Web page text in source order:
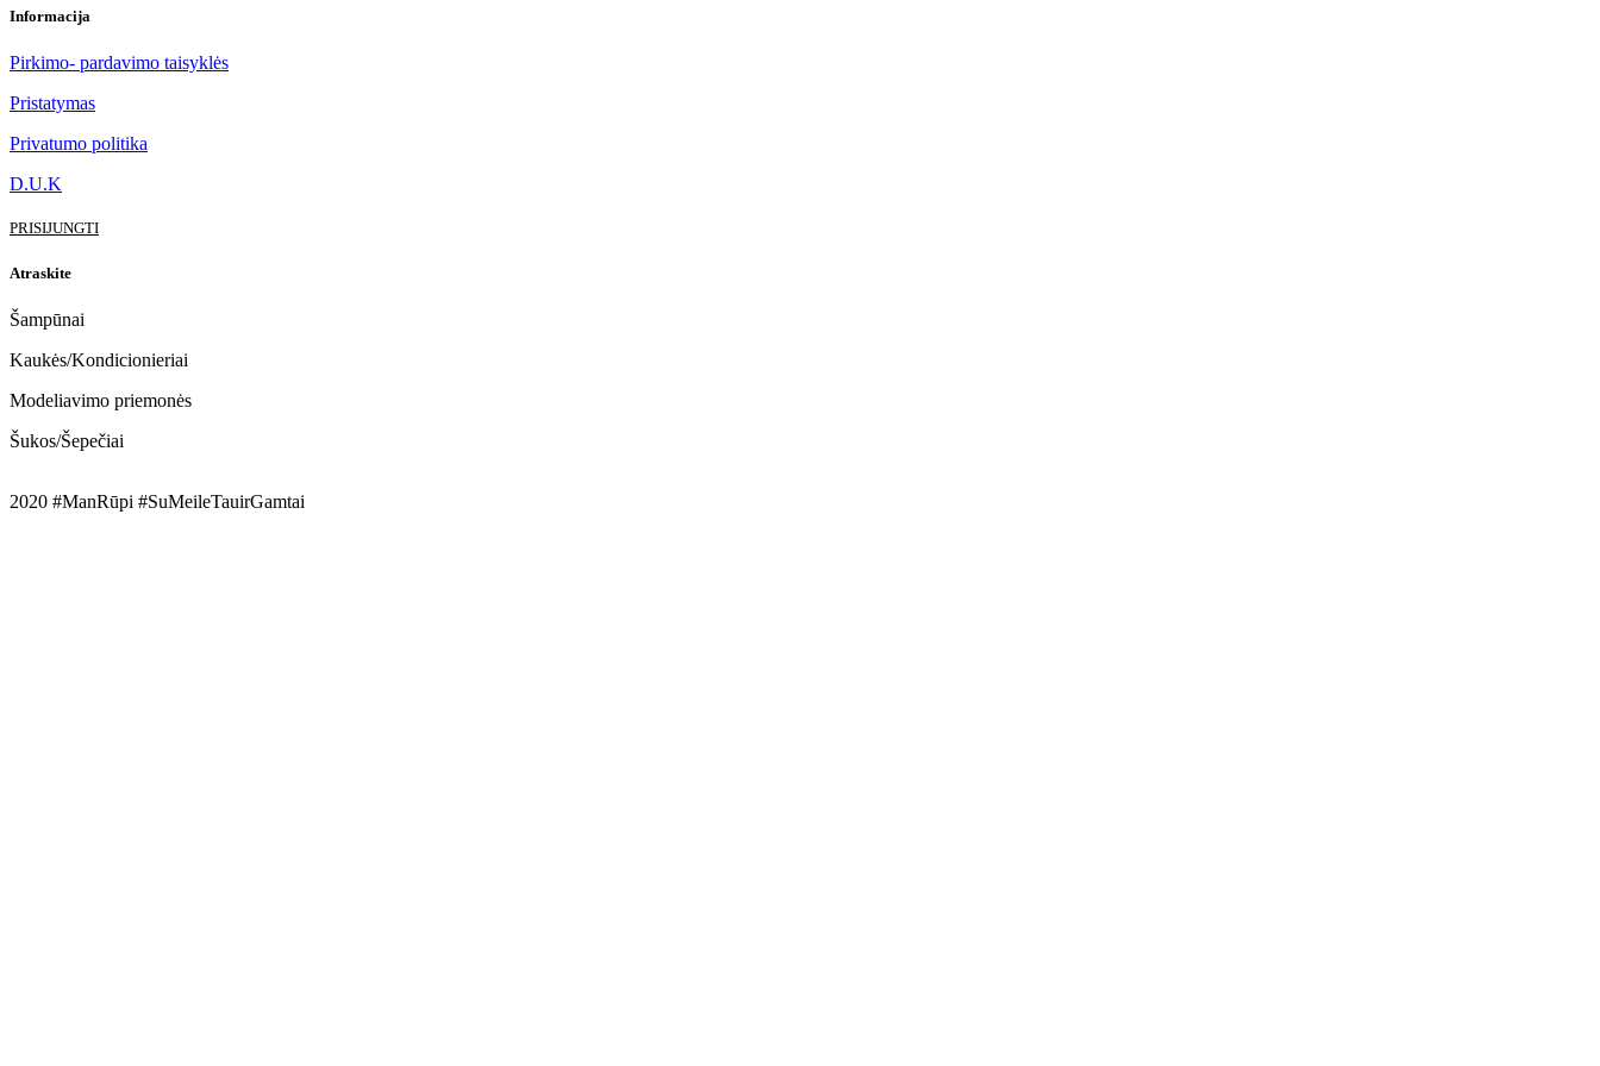
Informacija
Pirkimo- pardavimo taisyklės
Pristatymas
Privatumo politika
D.U.K
PRISIJUNGTI
Atraskite
Šampūnai
Kaukės/Kondicionieriai
Modeliavimo priemonės
Šukos/Šepečiai
2020 #ManRūpi #SuMeileTauirGamtai